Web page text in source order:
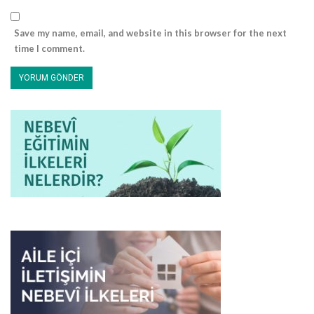
nasıl söyleyip de şehadet getirecekleri ve namazdan sonra
insanlarla nasıl konuşmaları gerektiği konusunda taktikler
veriyordu!
Derken öğle namazı kılınmış ve sıra, Efendimiz’in talim
konuşmak için ayağa kalkmış, izin istiyorlardı! İzin verilir verilmez
de hatiplerini ileri sürerek Efendimiz’in kendilerine talim
buyurduğu şekilde maksatlarını ifade etmeye başladılar. Etkili bir
şekilde ashaba dönmüş, esirlerinin geri verilmesini talep
ediyorlardı! Herkesin gözü önünde yeni bir sayfa daha
Allah’a hamd edip O’nu noksan sıfatlardan tenzih edip tebcil
ettikten sonra da şunları söyledi:
“Şüphesiz ki onlar, sizin kardeşlerinizdir; tevbe etmiş olarak
buraya yanımıza gelmişlerdir. Kuşkusuz Ben, kendi payıma
Save my name, email, and website in this browser for the next
time I comment.